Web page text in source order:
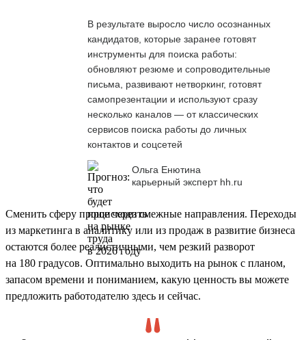
В результате выросло число осознанных
кандидатов, которые заранее готовят
инструменты для поиска работы:
обновляют резюме и сопроводительные
письма, развивают нетворкинг, готовят
самопрезентации и используют сразу
несколько каналов — от классических
сервисов поиска работы до личных
контактов и соцсетей
Ольга Енютина
карьерный эксперт hh.ru
Сменить сферу проще через смежные направления. Переходы
из маркетинга в аналитику или из продаж в развитие бизнеса
остаются более реалистичными, чем резкий разворот
на 180 градусов. Оптимально выходить на рынок с планом,
запасом времени и пониманием, какую ценность вы можете
предложить работодателю здесь и сейчас.